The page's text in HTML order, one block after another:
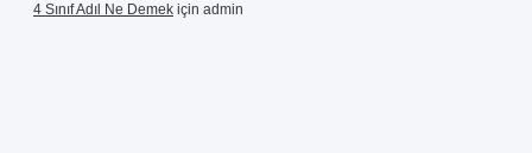
4 Sınıf Adıl Ne Demek için admin